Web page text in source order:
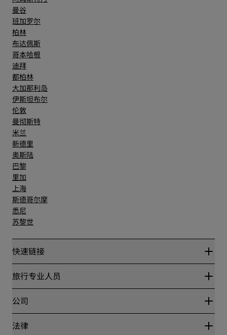
曼谷
班加罗尔
柏林
布达佩斯
哥本哈根
迪拜
都柏林
大加那利岛
伊斯坦布尔
伦敦
曼彻斯特
米兰
新德里
奥斯陆
巴黎
里加
上海
斯德哥尔摩
悉尼
苏黎世
快速链接
丽赏会
Blog
目的地
丽笙酒店集团APP
旅行专业人员
合作伙伴
公司
丽笙酒店集团
法律